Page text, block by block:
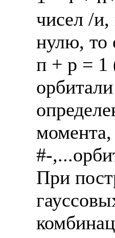
чисел /
нулю, то
п + р = 1
#-
При